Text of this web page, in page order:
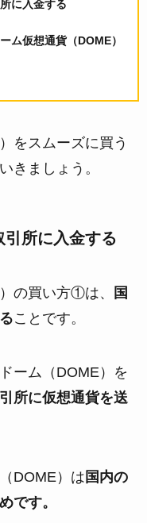
に入金する
ム仮想通貨（DOME）
をスムーズに買う
きましょう。
所に入金する
の買い方①は、
国
ことです。
ーム（DOME）を
所に仮想通貨を送
DOME）は 国内の
です。